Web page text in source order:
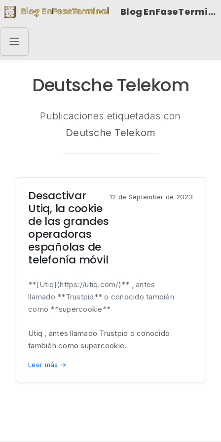
Blog EnFaseTerminal
Deutsche Telekom
Publicaciones etiquetadas con
Deutsche Telekom
Desactivar
Utiq, la cookie
de las grandes
operadoras
españolas de
telefonía móvil
12 de September de 2023
**[Utiq](https://utiq.com/)** , antes
llamado **Trustpid** o conocido también
como **supercookie**
Utiq , antes llamado Trustpid o conocido
también como supercookie.
Leer más →